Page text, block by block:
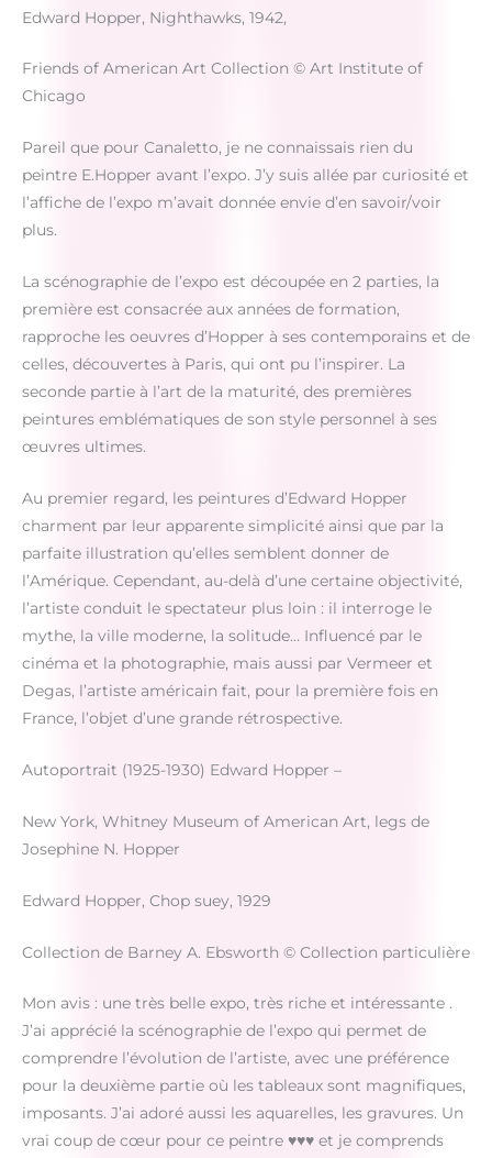
Edward Hopper, Nighthawks, 1942,
Friends of American Art Collection © Art Institute of
Chicago
Pareil que pour Canaletto, je ne connaissais rien du
peintre E.Hopper avant l’expo. J’y suis allée par curiosité et
l’affiche de l’expo m’avait donnée envie d’en savoir/voir
plus.
La scénographie de l’expo est découpée en 2 parties, la
première est consacrée aux années de formation,
rapproche les oeuvres d’Hopper à ses contemporains et de
celles, découvertes à Paris, qui ont pu l’inspirer. La
seconde partie à l’art de la maturité, des premières
peintures emblématiques de son style personnel à ses
œuvres ultimes.
Au premier regard, les peintures d’Edward Hopper
charment par leur apparente simplicité ainsi que par la
parfaite illustration qu’elles semblent donner de
l’Amérique. Cependant, au-delà d’une certaine objectivité,
l’artiste conduit le spectateur plus loin : il interroge le
mythe, la ville moderne, la solitude… Influencé par le
cinéma et la photographie, mais aussi par Vermeer et
Degas, l’artiste américain fait, pour la première fois en
France, l’objet d’une grande rétrospective.
Autoportrait (1925-1930) Edward Hopper –
New York, Whitney Museum of American Art, legs de
Josephine N. Hopper
Edward Hopper, Chop suey, 1929
Collection de Barney A. Ebsworth © Collection particulière
Mon avis : une très belle expo, très riche et intéressante .
J’ai apprécié la scénographie de l’expo qui permet de
comprendre l’évolution de l’artiste, avec une préférence
pour la deuxième partie où les tableaux sont magnifiques,
imposants. J’ai adoré aussi les aquarelles, les gravures. Un
vrai coup de cœur pour ce peintre ♥♥♥ et je comprends